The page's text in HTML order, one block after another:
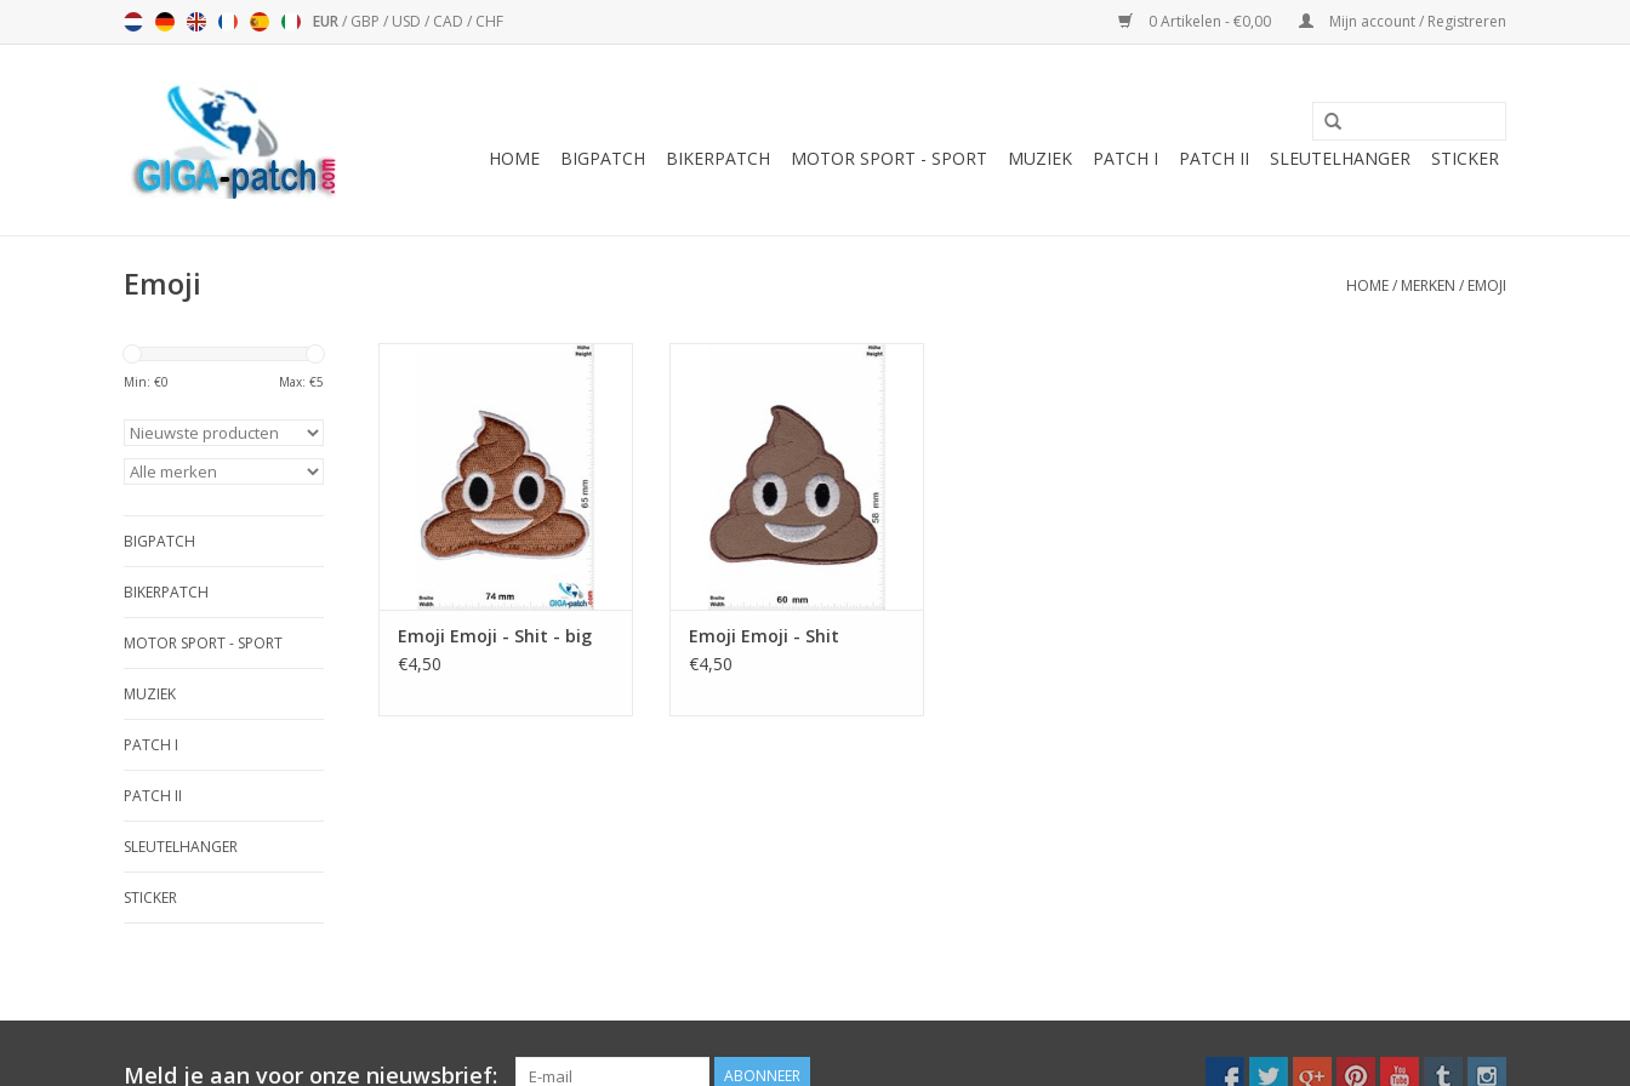
EUR/ GBP / USD / CAD / CHF 0 Artikelen - €0,00 Mijn account / Registreren
HOME BIGPATCH BIKERPATCH MOTOR SPORT - SPORT MUZIEK PATCH I PATCH II SLEUTELHANGER STICKER
Emoji HOME/ MERKEN / EMOJI
Min: €0 Max: €5
BIGPATCH
BIKERPATCH
MOTOR SPORT - SPORT
MUZIEK
PATCH I
PATCH II
SLEUTELHANGER
STICKER
TOEVOEGEN AAN WINKELWAGEN
Emoji Emoji - Shit - big
€4,50
TOEVOEGEN AAN WINKELWAGEN
Emoji Emoji - Shit
€4,50
Meld je aan voor onze nieuwsbrief: ABONNEER